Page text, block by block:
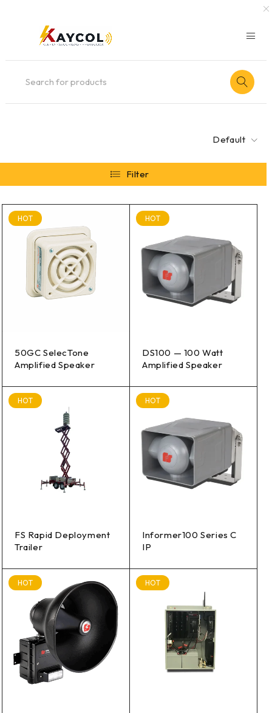
Default
Filter
HOT
50GC SelecTone
Amplified Speaker
HOT
DS100 — 100 Watt
Amplified Speaker
HOT
FS Rapid Deployment
Trailer
HOT
Informer100 Series C
IP
HOT HOT